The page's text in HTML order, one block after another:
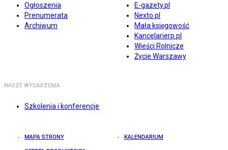
Ogłoszenia
Prenumerata
Archiwum
E-gazety.pl
Nexto.pl
Mała księgowość
Kancelarierp.pl
Wieści Rolnicze
Życie Warszawy
NASZE WYDARZENIA
Szkolenia i konferencje
MAPA STRONY KALENDARIUM